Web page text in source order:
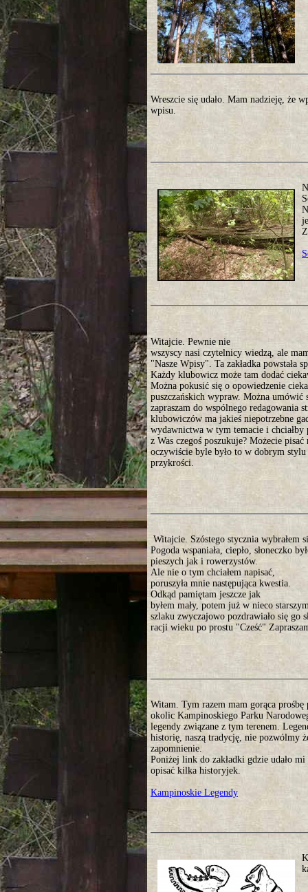
Wreszcie się udało. Mam nadzieję, że
wpisu.
Witajcie. Pewnie nie
wszyscy nasi czytelnicy wiedzą, ale
"Nasze Wpisy". Ta zakładka powstała
Każdy klubowicz może tam dodać
Można pokusić się o opowiedzenie
puszczańskich wypraw. Można umówić
zapraszam do wspólnego redagowania
klubowiczów ma jakieś niepotrzebne
wydawnictwa w tym temacie i chciałby
z Was czegoś poszukuje? Możecie
oczywiście byle było to w dobrym
przykrości.
Witajcie. Szóstego stycznia wybrałem
Pogoda wspaniała, ciepło, słoneczko
pieszych jak i rowerzystów.
Ale nie o tym chciałem napisać,
poruszyła mnie następująca kwestia.
Odkąd pamiętam jeszcze jak
byłem mały, potem już w nieco
szlaku zwyczajowo pozdrawiało się go
racji wieku po prostu "Cześć"
Witam. Tym razem mam gorąca
okolic Kampinoskiego Parku
legendy związane z tym terenem.
historię, naszą tradycję, nie pozwólmy
zapomnienie.
Poniżej link do zakładki gdzie udało mi
opisać kilka historyjek.
Kampinoskie Legendy